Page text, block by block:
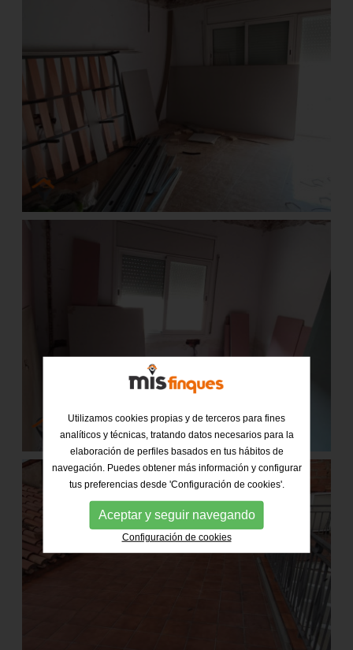
Utilizamos cookies propias y de terceros para fines
analíticos y técnicas, tratando datos necesarios para la
elaboración de perfiles basados en tus hábitos de
navegación. Puedes obtener más información y configurar
tus preferencias desde 'Configuración de cookies'.
Aceptar y seguir navegando
Configuración de cookies